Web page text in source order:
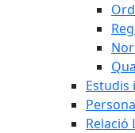
Estudis
Relació